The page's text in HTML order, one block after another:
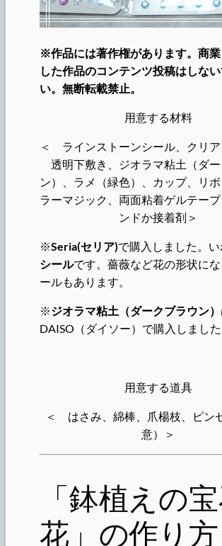
※作品には著作権があります。商
した作品のコンテンツ投稿はしな
い。無断転載禁止。
用意する材料
＜ ラインストーンシール、クリア
透明下敷き、ジオラマ粘土（ダ
ン）、ラメ（緑色）、カップ、リ
ラーマジック、両面粘着ゲルテー
ンドか接着剤＞
※Seria(セリア)で購入しました。い
シールです。薔薇など花の形状に
ールもあります。
※ジオラマ粘土（ダークブラウン）
DAISO（ダイソー）で購入しました
用意する道具
＜ はさみ、綿棒、爪楊枝、ピン
意）＞
「鉢植えの
花」の作り方